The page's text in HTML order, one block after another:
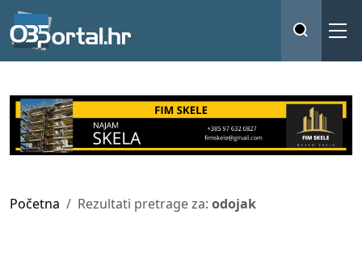
Početna Rezultati pretrage za: odojak